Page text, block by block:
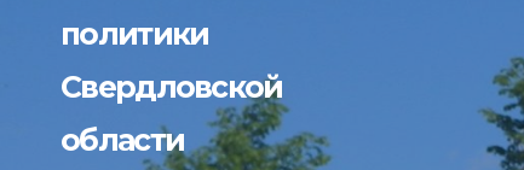
политики
Свердловской
области